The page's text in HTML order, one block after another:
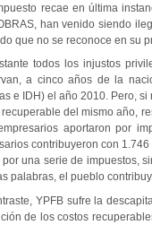
recae en última
han venido siendo
que no se reconoce en su
todos los injustos
a cinco años de la
e IDH) el año 2010. Pero,
recuperable del mismo año,
aportaron por
contribuyeron con
por una serie de impuestos,
palabras, el pueblo
YPFB sufre la
de los costos